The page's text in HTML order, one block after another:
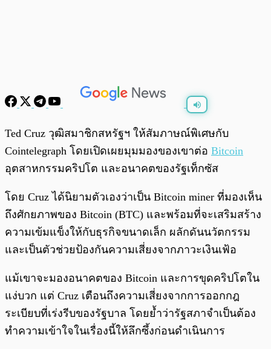
พร้อมเล่น 0:00/
Ted Cruz วุฒิสมาชิกสหรัฐฯ ให้สัมภาษณ์พิเศษกับ
Cointelegraph โดยเปิดเผยมุมมองของเขาต่อ Bitcoin
อุตสาหกรรมคริปโต และอนาคตของรัฐเท็กซัส
โดย Cruz ได้นิยามตัวเองว่าเป็น Bitcoin miner ที่มองเห็น
ถึงศักยภาพของ Bitcoin (BTC) และพร้อมที่จะเสริมสร้าง
ความเข้มแข็งให้กับธุรกิจขนาดเล็ก ผลักดันนวัตกรรม
และเป็นตัวช่วยป้องกันความเสี่ยงจากภาวะเงินเฟ้อ
แม้เขาจะมองอนาคตของ Bitcoin และการขุดคริปโตใน
แง่บวก แต่ Cruz เตือนถึงความเสี่ยงจากการออกกฎ
ระเบียบที่เร่งรีบของรัฐบาล โดยย้ำว่ารัฐสภาจำเป็นต้อง
ทำความเข้าใจในเรื่องนี้ให้ลึกซึ้งก่อนดำเนินการ